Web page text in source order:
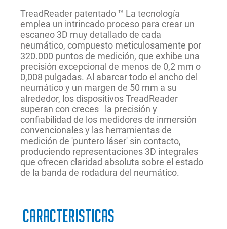
TreadReader patentado ™ La tecnología
emplea un intrincado proceso para crear un
escaneo 3D muy detallado de cada
neumático, compuesto meticulosamente por
320.000 puntos de medición, que exhibe una
precisión excepcional de menos de 0,2 mm o
0,008 pulgadas. Al abarcar todo el ancho del
neumático y un margen de 50 mm a su
alrededor, los dispositivos TreadReader
superan con creces la precisión y
confiabilidad de los medidores de inmersión
convencionales y las herramientas de
medición de 'puntero láser' sin contacto,
produciendo representaciones 3D integrales
que ofrecen claridad absoluta sobre el estado
de la banda de rodadura del neumático.
Caracteristicas